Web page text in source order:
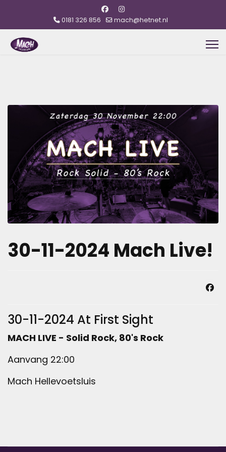
0181 326 856 mach@hetnet.nl
30-11-2024 Mach Live!
30-11-2024 At First Sight
MACH LIVE - Solid Rock, 80's Rock
Aanvang 22:00
Mach Hellevoetsluis